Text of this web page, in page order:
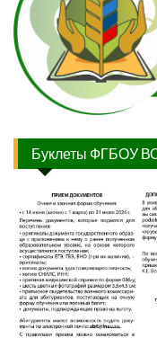
Буклеты ФГБОУ